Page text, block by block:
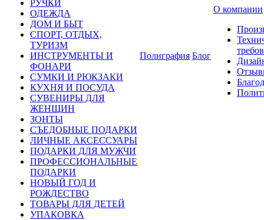
РУЧКИ
ОДЕЖДА
ДОМ И БЫТ
СПОРТ, ОТДЫХ,
ТУРИЗМ
ИНСТРУМЕНТЫ И
ФОНАРИ
СУМКИ И РЮКЗАКИ
КУХНЯ И ПОСУДА
СУВЕНИРЫ ДЛЯ
ЖЕНЩИН
ЗОНТЫ
СЪЕДОБНЫЕ ПОДАРКИ
ЛИЧНЫЕ АКСЕССУАРЫ
ПОДАРКИ ДЛЯ МУЖЧИ
ПРОФЕССИОНАЛЬНЫЕ
ПОДАРКИ
НОВЫЙ ГОД И
РОЖДЕСТВО
ТОВАРЫ ДЛЯ ДЕТЕЙ
УПАКОВКА
Полиграфия Блог
О компании